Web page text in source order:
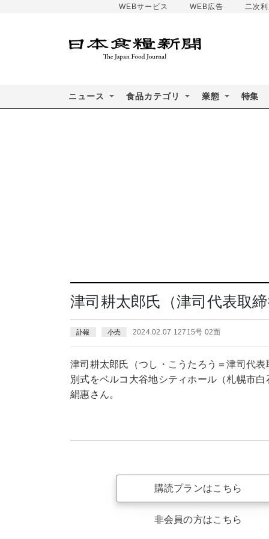
WEBサービス WEB広告 二次
ニュース 食品カテゴリ 業態 特集
津司耕太郎氏（津司代表取
訃報 小売 2024.02.07 12715号 02面
津司耕太郎氏（つし・こうたろう＝津司代
別式をベルコ大谷地シティホール（札幌市
絹惠さん。
購読プランはこちら
非会員の方はこちら